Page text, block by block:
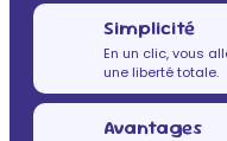
Simplicité
En un clic, vous
une liberté totale.
Avantages